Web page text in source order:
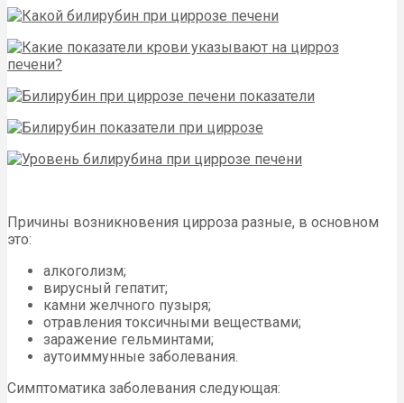
Причины возникновения цирроза разные, в основном
это:
алкоголизм;
вирусный гепатит;
камни желчного пузыря;
отравления токсичными веществами;
заражение гельминтами;
аутоиммунные заболевания.
Симптоматика заболевания следующая: